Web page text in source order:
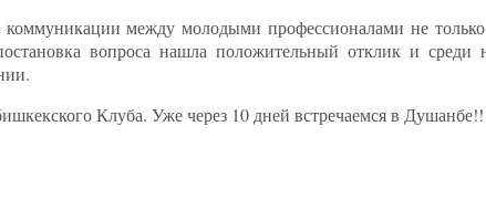
между молодыми профессионалами не
вопроса нашла положительный отклик и среди
Клуба. Уже через 10 дней встречаемся в